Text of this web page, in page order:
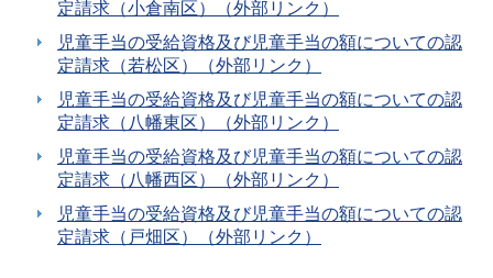
定請求（小倉南区）（外部リンク）
児童手当の受給資格及び児童手当の額についての認
定請求（若松区）（外部リンク）
児童手当の受給資格及び児童手当の額についての認
定請求（八幡東区）（外部リンク）
児童手当の受給資格及び児童手当の額についての認
定請求（八幡西区）（外部リンク）
児童手当の受給資格及び児童手当の額についての認
定請求（戸畑区）（外部リンク）